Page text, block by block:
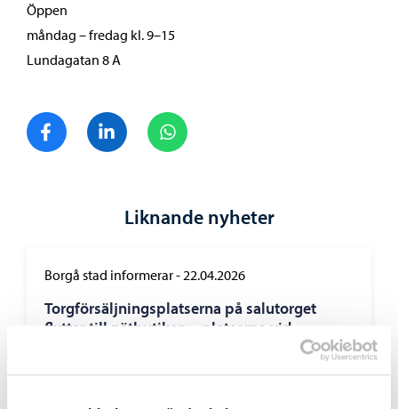
Öppen
måndag – fredag kl. 9–15
Lundagatan 8 A
Dela på FacebookDela på LinkedIn
Liknande nyheter
Borgå stad informerar-22.04.2026
Torgförsäljningsplatserna på salutorget
flyttar till nätbutiken – platserna vid
åstranden kan sökas på traditionellt sätt